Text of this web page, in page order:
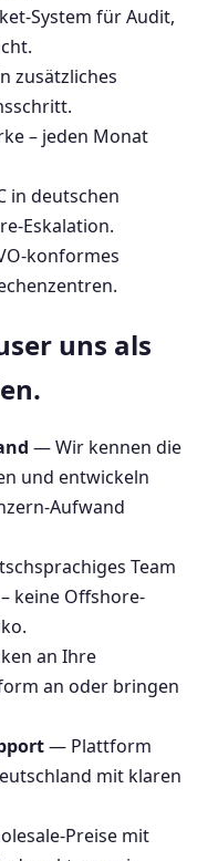
System für Audit,
zusätzliches
– jeden Monat
in deutschen
Eskalation.
konformes
uns als
— Wir kennen die
und entwickeln
Aufwand
Team
keine Offshore-
an Ihre
an oder bringen
— Plattform
mit klaren
Preise mit